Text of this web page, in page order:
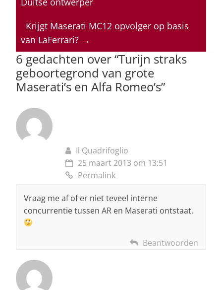
p
p
o
o
k
n s
Krijgt Maserati MC12 opvolger op basis
van LaFerrari? →
6 gedachten over “Turijn straks
geboortegrond van grote
Maserati’s en Alfa Romeo’s”
Il Quadrifoglio
25 maart 2013 om 13:51
Permalink
Vraag me af of er niet teveel interne
concurrentie tussen AR en Maserati ontstaat.
Beantwoorden